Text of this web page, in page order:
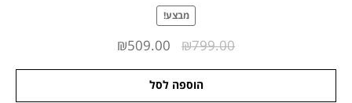
מבצע!
₪799.00
המחיר
המקורי
היה:
₪509.00
הנוכחי
הוספה לסל